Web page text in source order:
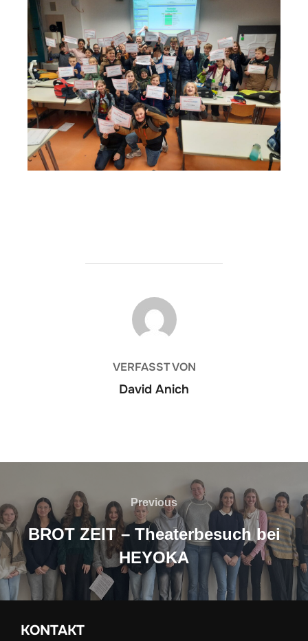
BEITRAGSAUTOR
VERFASST VON
David Anich
Previous
BROT ZEIT – Theaterbesuch bei
HEYOKA
KONTAKT